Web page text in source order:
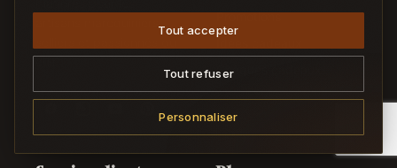
cuir.
Promotions
Chèques cadeaux
Tout accepter
Tout refuser
Personnaliser